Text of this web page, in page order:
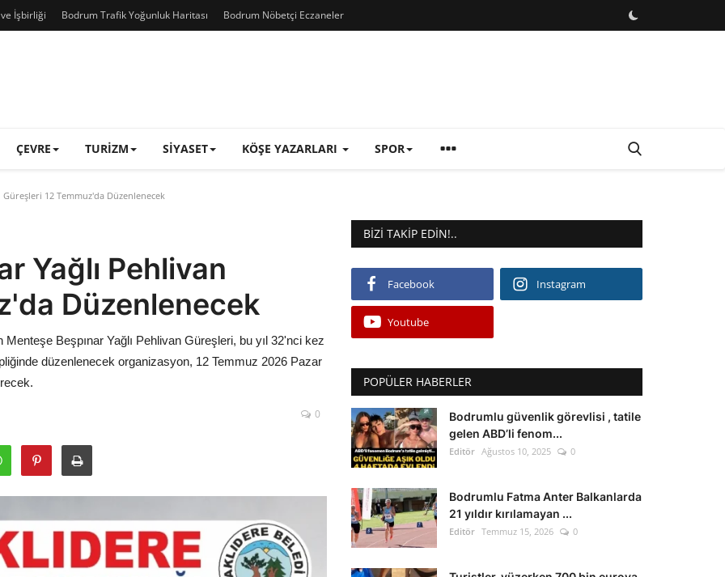
İşbirliği Bodrum Trafik Yoğunluk Haritası Bodrum Nöbetçi Eczaneler
ÇEVRE TURIZM SIYASET KÖŞE YAZARLARI SPOR
12 Temmuz'da Düzenlenecek
Yağlı Pehlivan
Düzenlenecek
Beşpınar Yağlı Pehlivan Güreşleri, bu yıl 32'nci kez
düzenlenecek organizasyon, 12 Temmuz 2026 Pazar
0
BIZI TAKIP EDIN!..
Facebook Instagram
Youtube
POPÜLER HABERLER
Bodrumlu güvenlik görevlisi , tatile
gelen ABD’li fenom...
Editör Ağustos 10, 2025 0
Bodrumlu Fatma Anter Balkanlarda
21 yıldır kırılamayan ...
Editör Temmuz 15, 2026 0